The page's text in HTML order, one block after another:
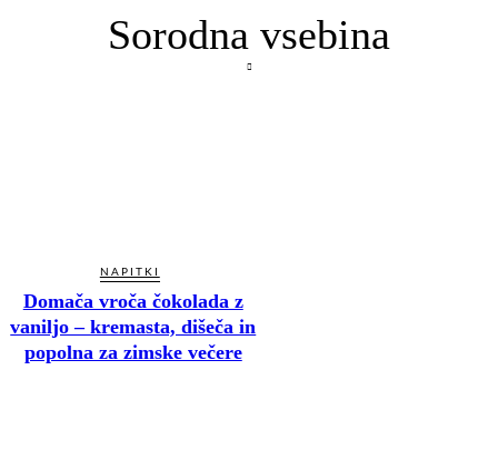
Sorodna vsebina
NAPITKI
Domača vroča čokolada z
vaniljo – kremasta, dišeča in
popolna za zimske večere